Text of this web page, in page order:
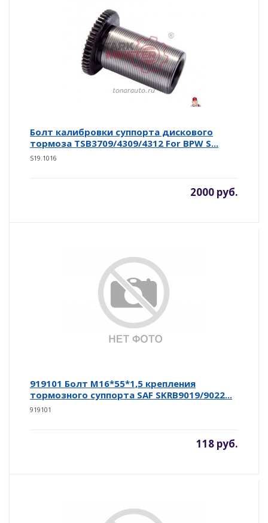
Болт калибровки суппорта дискового
тормоза TSB3709/4309/4312 For BPW S...
S19.1016
2000 руб.
919101 Болт М16*55*1,5 крепления
тормозного суппорта SAF SKRB9019/9022...
919101
118 руб.